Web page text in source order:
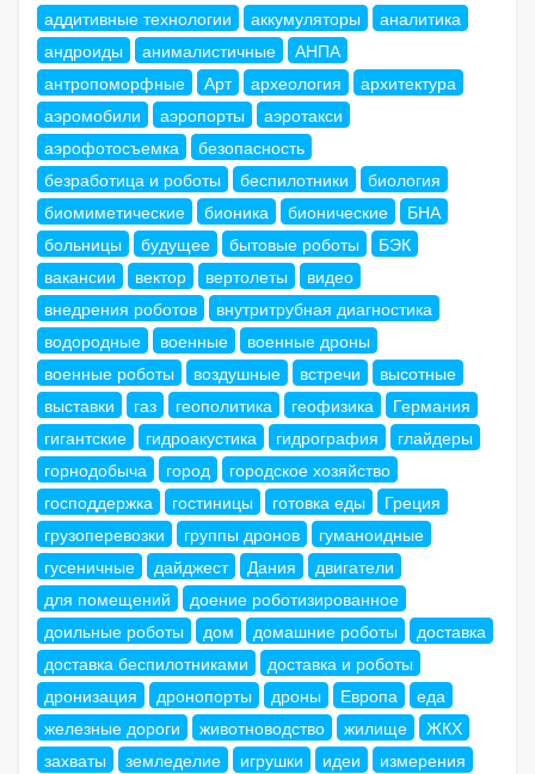
аддитивные технологии
аккумуляторы
аналитика
андроиды
анималистичные
АНПА
антропоморфные
Арт археология
архитектура
аэромобили
аэропорты
аэротакси
аэрофотосъемка
безопасность
безработица и роботы
беспилотники
биология
биомиметические
бионика бионические
БНА
больницы
будущее бытовые роботы
БЭК
вакансии
вектор вертолеты
видео
внедрения роботов
внутритрубная диагностика
водородные
военные
военные дроны
военные роботы
воздушные встречи
высотные
выставки
газ геополитика геофизика
Германия
гигантские
гидроакустика гидрография
глайдеры
горнодобыча
город
городское хозяйство
господдержка
гостиницы готовка еды
Греция
грузоперевозки
группы дронов
гуманоидные
гусеничные
дайджест Дания
двигатели
для помещений
доение роботизированное
доильные роботы
дом домашние роботы
доставка
доставка беспилотниками
доставка и роботы
дронизация
дронопорты дроны Европа
еда
железные дороги
животноводство жилище
ЖКХ
захваты
земледелие игрушки идеи
измерения